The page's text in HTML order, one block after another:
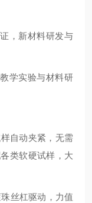
，新材料研发与
学实验与材料研
自动夹紧，无需
类软硬试样，大
丝杠驱动，力值